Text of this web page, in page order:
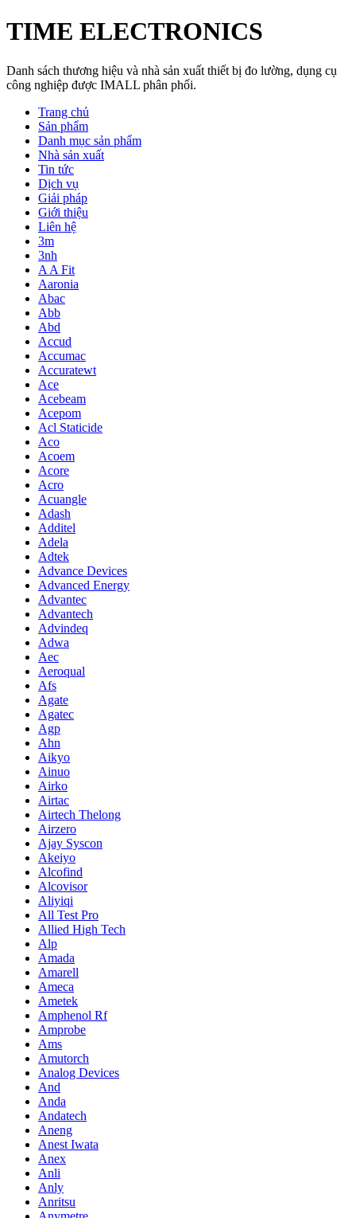
TIME ELECTRONICS
Danh sách thương hiệu và nhà sản xuất thiết bị đo lường, dụng cụ
công nghiệp được IMALL phân phối.
Trang chủ
Sản phẩm
Danh mục sản phẩm
Nhà sản xuất
Tin tức
Dịch vụ
Giải pháp
Giới thiệu
Liên hệ
3m
3nh
A A Fit
Aaronia
Abac
Abb
Abd
Accud
Accumac
Accuratewt
Ace
Acebeam
Acepom
Acl Staticide
Aco
Acoem
Acore
Acro
Acuangle
Adash
Additel
Adela
Adtek
Advance Devices
Advanced Energy
Advantec
Advantech
Advindeq
Adwa
Aec
Aeroqual
Afs
Agate
Agatec
Agp
Ahn
Aikyo
Ainuo
Airko
Airtac
Airtech Thelong
Airzero
Ajay Syscon
Akeiyo
Alcofind
Alcovisor
Aliyiqi
All Test Pro
Allied High Tech
Alp
Amada
Amarell
Ameca
Ametek
Amphenol Rf
Amprobe
Ams
Amutorch
Analog Devices
And
Anda
Andatech
Aneng
Anest Iwata
Anex
Anli
Anly
Anritsu